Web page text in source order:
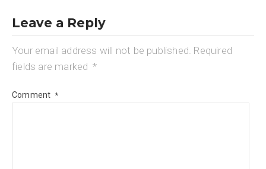
Leave a Reply
Your email address will not be published. Required
fields are marked *
Comment *